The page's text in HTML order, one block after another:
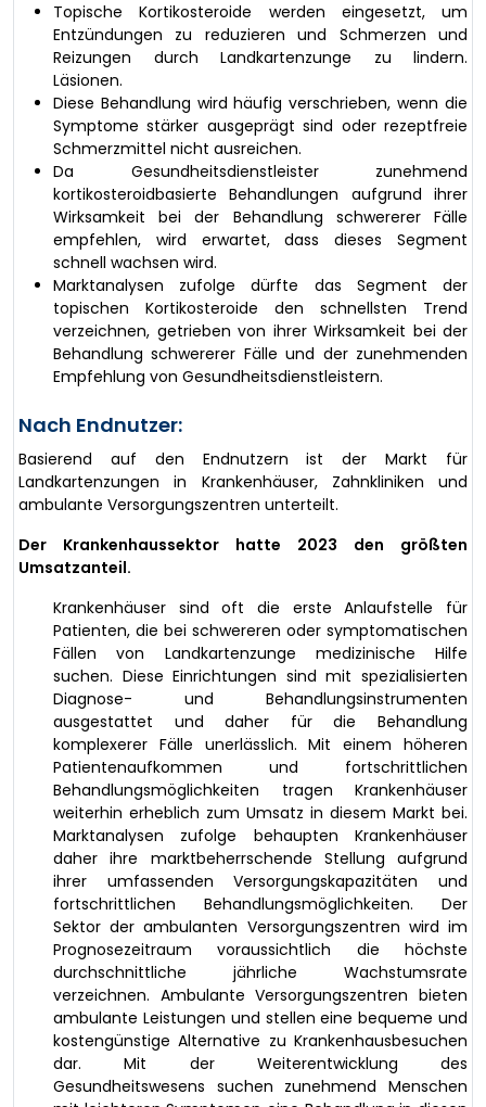
Topische Kortikosteroide werden eingesetzt, um
Entzündungen zu reduzieren und Schmerzen und
Reizungen durch Landkartenzunge zu lindern.
Läsionen.
Diese Behandlung wird häufig verschrieben, wenn die
Symptome stärker ausgeprägt sind oder rezeptfreie
Schmerzmittel nicht ausreichen.
Da Gesundheitsdienstleister zunehmend
kortikosteroidbasierte Behandlungen aufgrund ihrer
Wirksamkeit bei der Behandlung schwererer Fälle
empfehlen, wird erwartet, dass dieses Segment
schnell wachsen wird.
Marktanalysen zufolge dürfte das Segment der
topischen Kortikosteroide den schnellsten Trend
verzeichnen, getrieben von ihrer Wirksamkeit bei der
Behandlung schwererer Fälle und der zunehmenden
Empfehlung von Gesundheitsdienstleistern.
Nach Endnutzer:
Basierend auf den Endnutzern ist der Markt für
Landkartenzungen in Krankenhäuser, Zahnkliniken und
ambulante Versorgungszentren unterteilt.
Der Krankenhaussektor hatte 2023 den größten
Umsatzanteil.
Krankenhäuser sind oft die erste Anlaufstelle für
Patienten, die bei schwereren oder symptomatischen
Fällen von Landkartenzunge medizinische Hilfe
suchen. Diese Einrichtungen sind mit spezialisierten
Diagnose- und Behandlungsinstrumenten
ausgestattet und daher für die Behandlung
komplexerer Fälle unerlässlich. Mit einem höheren
Patientenaufkommen und fortschrittlichen
Behandlungsmöglichkeiten tragen Krankenhäuser
weiterhin erheblich zum Umsatz in diesem Markt bei.
Marktanalysen zufolge behaupten Krankenhäuser
daher ihre marktbeherrschende Stellung aufgrund
ihrer umfassenden Versorgungskapazitäten und
fortschrittlichen Behandlungsmöglichkeiten. Der
Sektor der ambulanten Versorgungszentren wird im
Prognosezeitraum voraussichtlich die höchste
durchschnittliche jährliche Wachstumsrate
verzeichnen. Ambulante Versorgungszentren bieten
ambulante Leistungen und stellen eine bequeme und
kostengünstige Alternative zu Krankenhausbesuchen
dar. Mit der Weiterentwicklung des
Gesundheitswesens suchen zunehmend Menschen